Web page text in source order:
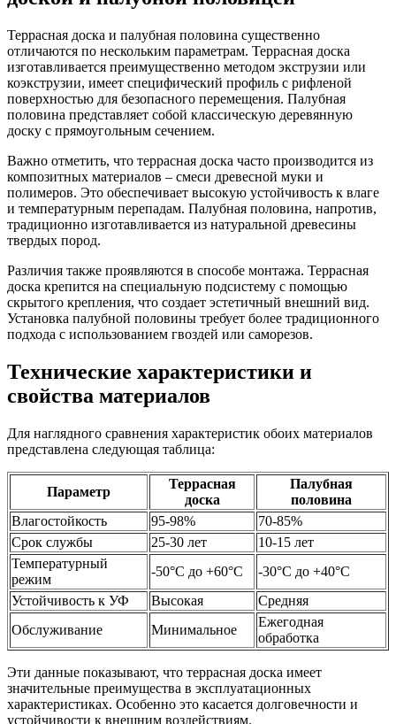
Террасная доска и палубная половина существенно
отличаются по нескольким параметрам. Террасная доска
изготавливается преимущественно методом экструзии или
коэкструзии, имеет специфический профиль с рифленой
поверхностью для безопасного перемещения. Палубная
половина представляет собой классическую деревянную
доску с прямоугольным сечением.
Важно отметить, что террасная доска часто производится из
композитных материалов – смеси древесной муки и
полимеров. Это обеспечивает высокую устойчивость к влаге
и температурным перепадам. Палубная половина, напротив,
традиционно изготавливается из натуральной древесины
твердых пород.
Различия также проявляются в способе монтажа. Террасная
доска крепится на специальную подсистему с помощью
скрытого крепления, что создает эстетичный внешний вид.
Установка палубной половины требует более традиционного
подхода с использованием гвоздей или саморезов.
Технические характеристики и
свойства материалов
Для наглядного сравнения характеристик обоих материалов
представлена следующая таблица:
Параметр
Террасная
доска
Палубная
половина
Влагостойкость
95-98%
70-85%
Срок службы
25-30 лет
10-15 лет
Температурный
режим
-50°C до +60°C
-30°C до +40°C
Устойчивость к УФ
Высокая
Средняя
Обслуживание
Минимальное
Ежегодная
обработка
Эти данные показывают, что террасная доска имеет
значительные преимущества в эксплуатационных
характеристиках. Особенно это касается долговечности и
устойчивости к внешним воздействиям.